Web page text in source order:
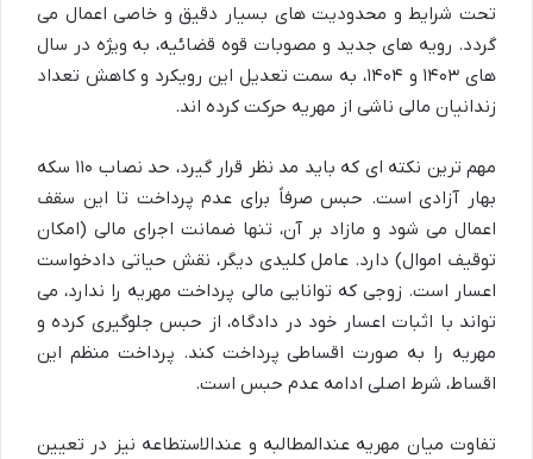
تحت شرایط و محدودیت های بسیار دقیق و خاصی اعمال می
گردد. رویه های جدید و مصوبات قوه قضائیه، به ویژه در سال
های ۱۴۰۳ و ۱۴۰۴، به سمت تعدیل این رویکرد و کاهش تعداد
زندانیان مالی ناشی از مهریه حرکت کرده اند.
مهم ترین نکته ای که باید مد نظر قرار گیرد،
حد نصاب ۱۱۰ سکه
بهار آزادیاست. حبس صرفاً برای عدم پرداخت تا این سقف
اعمال می شود و مازاد بر آن، تنها ضمانت اجرای مالی (امکان
توقیف اموال) دارد. عامل کلیدی دیگر، نقش حیاتی دادخواست
اعسار است. زوجی که توانایی مالی پرداخت مهریه را ندارد، می
تواند با اثبات اعسار خود در دادگاه، از حبس جلوگیری کرده و
مهریه را به صورت اقساطی پرداخت کند. پرداخت منظم این
اقساط، شرط اصلی ادامه عدم حبس است.
تفاوت میان مهریهعندالمطالبه و عندالاستطاعه نیز در تعیین